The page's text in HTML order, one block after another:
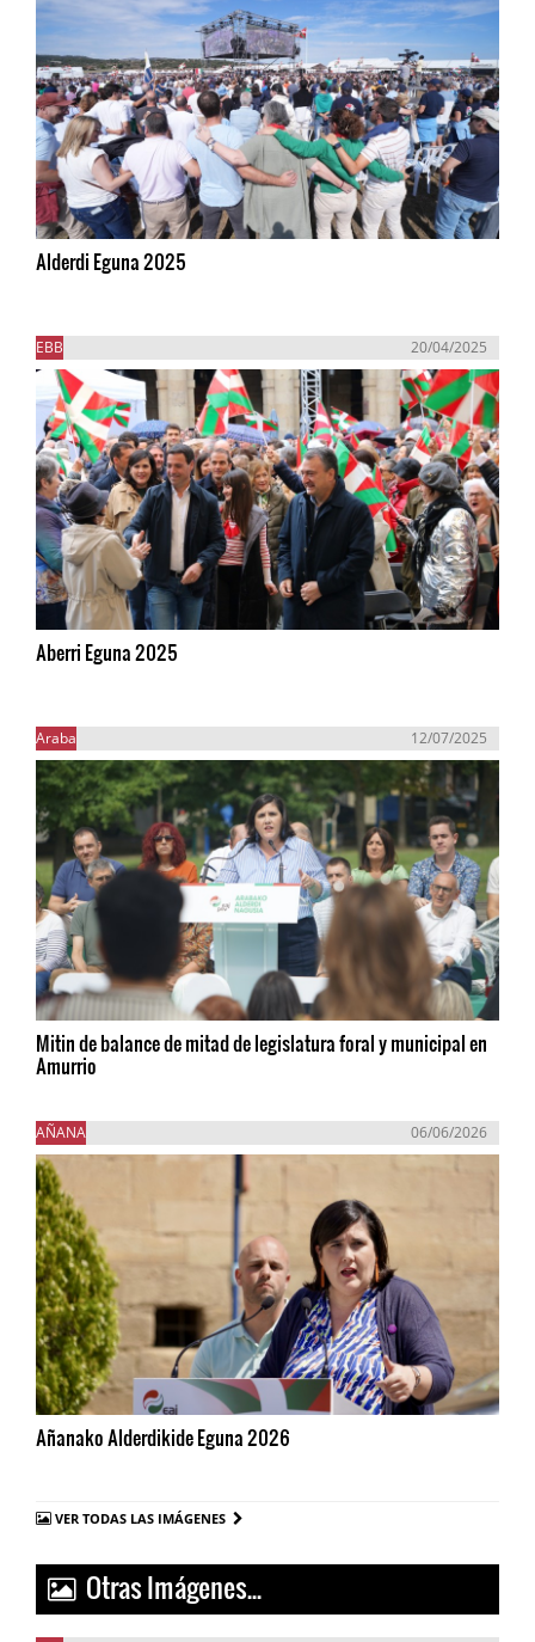
Alderdi Eguna 2025
EBB 20/04/2025
Aberri Eguna 2025
Araba 12/07/2025
Mitin de balance de mitad de legislatura foral y municipal en
Amurrio
AÑANA 06/06/2026
Añanako Alderdikide Eguna 2026
VER TODAS LAS IMÁGENES
Otras Imágenes...